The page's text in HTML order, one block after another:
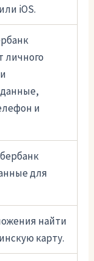
iOS.
личного
данные,
и
для
найти
карту.